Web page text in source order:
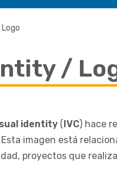
/
identity (IVC) hace
imagen está
proyectos que